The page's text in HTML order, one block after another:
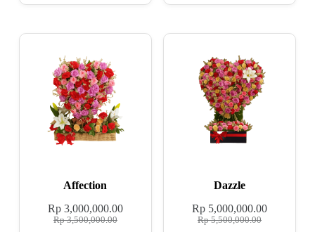
Affection
Rp3,500,000.00
Rp3,000,000.00
Dazzle
Rp5,500,000.00
Rp 5,000,000.00